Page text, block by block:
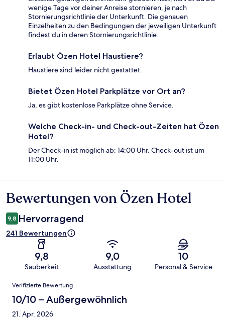
wenige Tage vor deiner Anreise stornieren, je nach
Stornierungsrichtlinie der Unterkunft. Die genauen
Einzelheiten zu den Bedingungen der jeweiligen Unterkunft
findest du in deren Stornierungsrichtlinie.
Erlaubt Özen Hotel Haustiere?
Haustiere sind leider nicht gestattet.
Bietet Özen Hotel Parkplätze vor Ort an?
Ja, es gibt kostenlose Parkplätze ohne Service.
Welche Check-in- und Check-out-Zeiten hat Özen
Hotel?
Der Check-in ist möglich ab: 14:00 Uhr. Check-out ist um
11:00 Uhr.
Bewertungen
Bewertungen von Özen Hotel
9,8 Hervorragend
241 Bewertungen
9,8
Sauberkeit
9,0
Ausstattung
10
Personal & Service
Bewertungen
Verifizierte Bewertung
10/10 – Außergewöhnlich
21. Apr. 2026